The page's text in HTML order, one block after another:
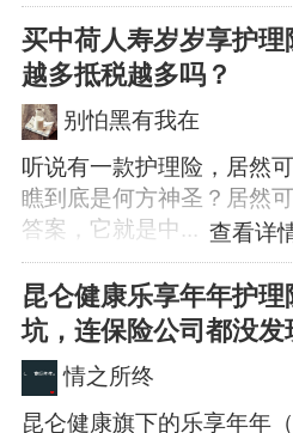
买中荷人寿岁岁享护
越多抵税越多吗？
别怕黑有我在
查看详
听说有一款护理险，居然
瞧到底是何方神圣？居然
答案，它就是中...
昆仑健康乐享年年护
坑，连保险公司都没发
情之所终
昆仑健康旗下的乐享年年